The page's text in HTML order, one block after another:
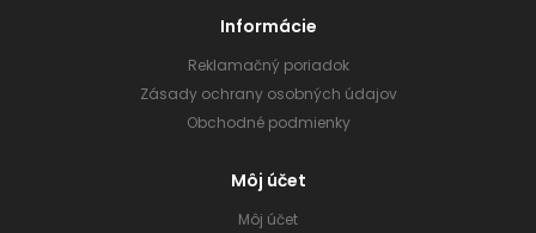
Informácie
Reklamačný poriadok
Zásady ochrany osobných údajov
Obchodné podmienky
Môj účet
Môj účet